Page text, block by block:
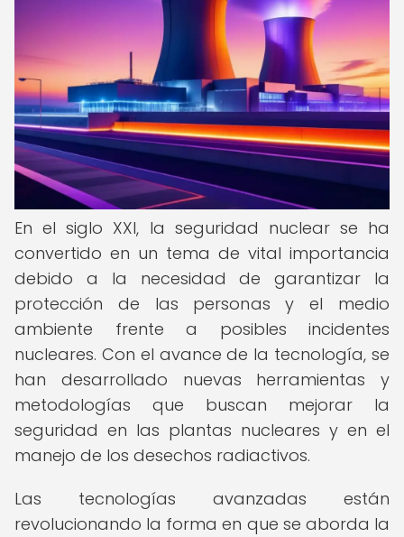
En el siglo XXI, la seguridad nuclear se ha
convertido en un tema de vital importancia
debido a la necesidad de garantizar la
protección de las personas y el medio
ambiente frente a posibles incidentes
nucleares. Con el avance de la tecnología, se
han desarrollado nuevas herramientas y
metodologías que buscan mejorar la
seguridad en las plantas nucleares y en el
manejo de los desechos radiactivos.
Las tecnologías avanzadas están
revolucionando la forma en que se aborda la